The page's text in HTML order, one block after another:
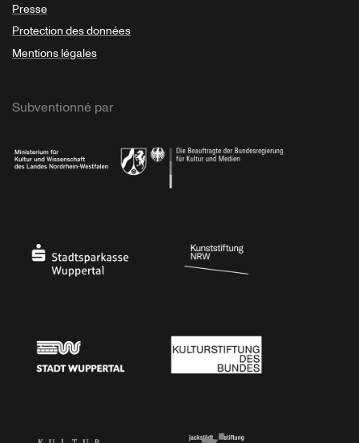
Presse
Protection des données
Mentions légales
Subventionné par